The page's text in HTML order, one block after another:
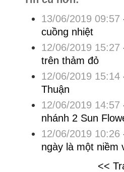
13/06/2019 09:57
cuồng nhiệt
12/06/2019 15:27
trên thảm đỏ
12/06/2019 15:14
Thuận
12/06/2019 14:57
nhánh 2 Sun
12/06/2019 10:26
ngày là một niềm
<<